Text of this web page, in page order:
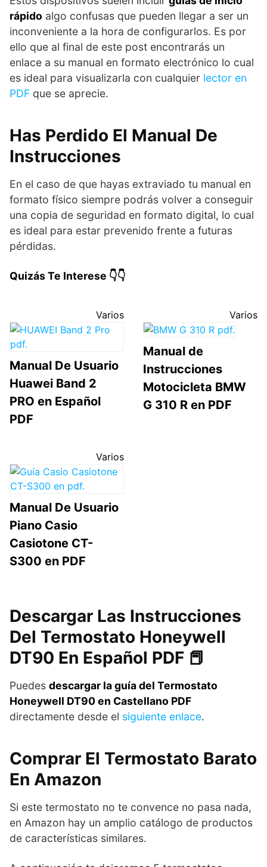
rápido algo confusas que pueden llegar a ser un
inconveniente a la hora de configurarlos. Es por
ello que al final de este post encontrarás un
enlace a su manual en formato electrónico lo cual
es ideal para visualizarla con cualquier lector en
PDF que se aprecie.
Has Perdido El Manual De
Instrucciones
En el caso de que hayas extraviado tu manual en
formato físico siempre podrás volver a conseguir
una copia de seguridad en formato digital, lo cual
es ideal para estar prevenido frente a futuras
pérdidas.
Quizás Te Interese 👇👇
Varios
Manual De Usuario
Huawei Band 2
PRO en Español
PDF
Varios
Manual de
Instrucciones
Motocicleta BMW
G 310 R en PDF
Varios
Manual De Usuario
Piano Casio
Casiotone CT-
S300 en PDF
Descargar Las Instrucciones
Del Termostato Honeywell
DT90 En Español PDF 📕
Puedes descargar la guía del Termostato
Honeywell DT90 en Castellano PDF
directamente desde el siguiente enlace.
Comprar El Termostato Barato
En Amazon
Si este termostato no te convence no pasa nada,
en Amazon hay un amplio catálogo de productos
de características similares.